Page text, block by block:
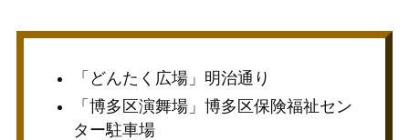
「どんたく広場」明治通り
「博多区演舞場」博多区保険福祉セン
ター駐車場